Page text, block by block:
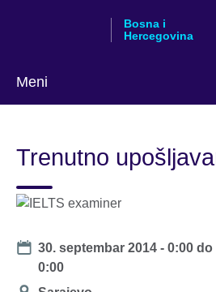
Bosna i
Hercegovina
Meni
language
Trenutno
Date
30. septembar 2014 - 0:00 do
0:00